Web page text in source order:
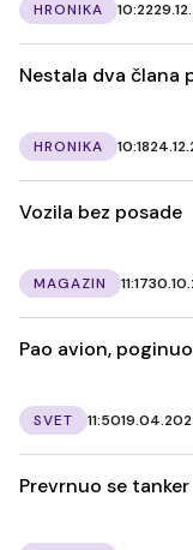
HRONIKA 10:22
Nestala dva člana
HRONIKA 10:18
Vozila bez posade
MAGAZIN 11:17
Pao avion,
SVET 11:50
Prevrnuo se tanker